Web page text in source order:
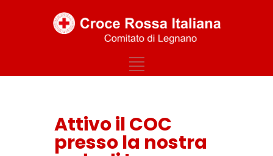
Attivo il COC
presso la nostra